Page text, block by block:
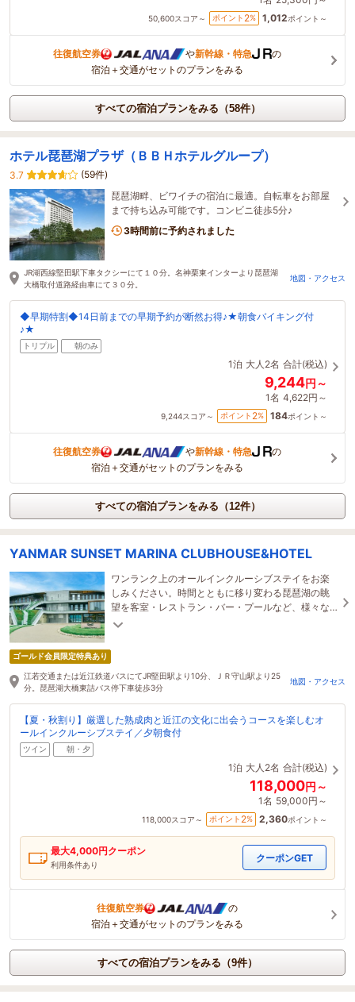
50,600スコア～ ポイント 2% 1,012ポイント～
往復航空券 や新幹線・特急
の
宿泊＋交通がセットのプランをみる
すべての宿泊プランをみる（58件）
ホテル琵琶湖プラザ（ＢＢＨホテルグループ）
3.7
(59件)
琵琶湖畔、ビワイチの宿泊に最適。自転車をお部屋
まで持ち込み可能です。コンビニ徒歩5分♪
3時間前に予約されました
JR湖西線堅田駅下車タクシーにて１０分。名神栗東インターより琵琶湖
大橋取付道路経由車にて３０分。
地図・アクセス
◆早期特割◆14日前までの早期予約が断然お得♪★朝食バイキング付
♪★
トリプル 朝のみ
1泊 大人2名 合計(税込)
9,244円～
1名 4,622円～
9,244スコア～ ポイント 2% 184ポイント～
往復航空券 や新幹線・特急
の
宿泊＋交通がセットのプランをみる
すべての宿泊プランをみる（12件）
YANMAR SUNSET MARINA CLUBHOUSE&HOTEL
ワンランク上のオールインクルーシブステイをお楽
しみください。時間とともに移り変わる琵琶湖の眺
望を客室・レストラン・バー・プールなど、様々な
空間で満喫しながらお過ごしいただけます。
ゴールド会員限定特典あり
江若交通または近江鉄道バスにてJR堅田駅より10分、ＪＲ守山駅より25
分。琵琶湖大橋東詰バス停下車徒歩3分
地図・アクセス
【夏・秋割り】厳選した熟成肉と近江の文化に出会うコースを楽しむオ
ールインクルーシブステイ／夕朝食付
ツイン 朝・夕
1泊 大人2名 合計(税込)
118,000円～
1名 59,000円～
118,000スコア～ ポイント 2% 2,360ポイント～
最大4,000円クーポン
利用条件あり
クーポンGET
往復航空券
の
宿泊＋交通がセットのプランをみる
すべての宿泊プランをみる（9件）